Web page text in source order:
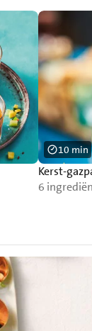
Kerst-
6
10 min